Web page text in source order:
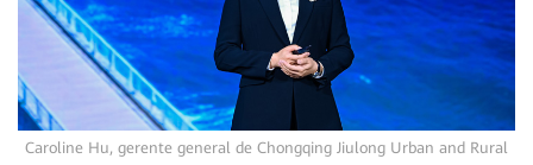
Caroline Hu, gerente general de Chongqing Jiulong Urban and Rural